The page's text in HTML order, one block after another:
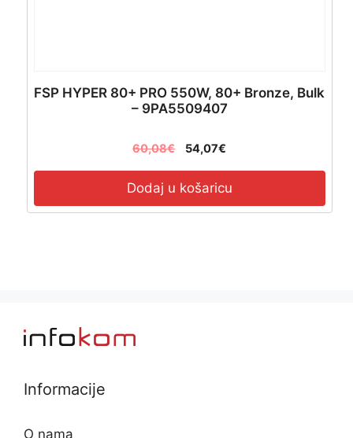
FSP HYPER 80+ PRO 550W, 80+ Bronze, Bulk
– 9PA5509407
60,08€ 54,07€
Dodaj u košaricu
Informacije
O nama